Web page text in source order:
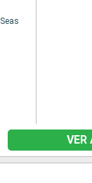
VER